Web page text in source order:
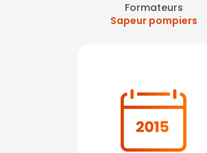
Formateurs
Sapeur pompiers